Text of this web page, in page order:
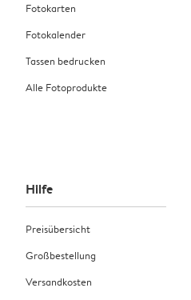
Fotokarten
Fotokalender
Tassen bedrucken
Alle Fotoprodukte
Hilfe
Preisübersicht
Großbestellung
Versandkosten